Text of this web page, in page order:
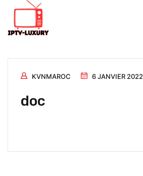
KVNMAROC 6 JANVIER 2022
doc